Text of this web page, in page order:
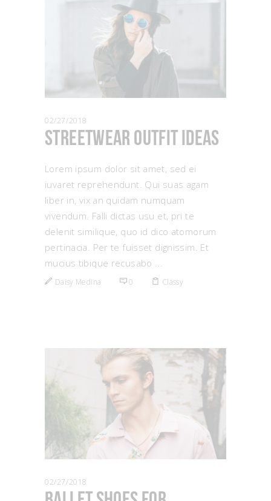
02/27/2018
Streetwear Outfit Ideas
Lorem ipsum dolor sit amet, sed ei
iuvaret reprehendunt. Qui suas agam
liber in, vix an quidam numquam
vivendum. Falli dictas usu et, pri te
delenit similique, quo id dico atomorum
pertinacia. Per te fuisset dignissim. Et
mucius tibique recusabo
Daisy Medina 0 Classy
02/27/2018